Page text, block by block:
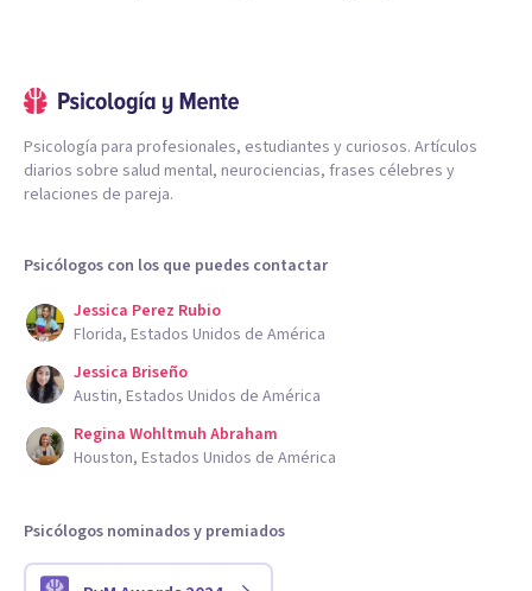
Psicología para profesionales, estudiantes y curiosos. Artículos
diarios sobre salud mental, neurociencias, frases célebres y
relaciones de pareja.
Psicólogos con los que puedes contactar
Jessica Perez Rubio
Florida, Estados Unidos de América
Jessica Briseño
Austin, Estados Unidos de América
Regina Wohltmuh Abraham
Houston, Estados Unidos de América
Psicólogos nominados y premiados